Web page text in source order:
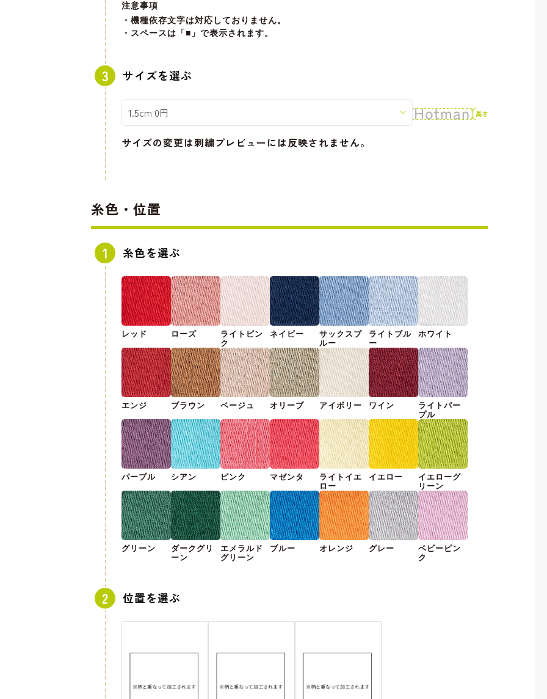
注意事項
・機種依存文字は対応しておりません。
・スペースは「■」で表示されます。
サイズを選ぶ
サイズの変更は刺繍プレビューには反映されません。
糸色・位置
糸色を選ぶ
レッド ローズ
ライトピン
ク
ネイビー
サックスブ
ルー
ライトブル
ー
ホワイト
エンジ ブラウン ベージュ オリーブ アイボリー ワイン
ライトパー
プル
パープル シアン ピンク マゼンタ
ライトイエ
ロー
イエロー
イエローグ
リーン
グリーン
ダークグリ
ーン
エメラルド
グリーン
ブルー オレンジ グレー
ベビーピン
ク
位置を選ぶ